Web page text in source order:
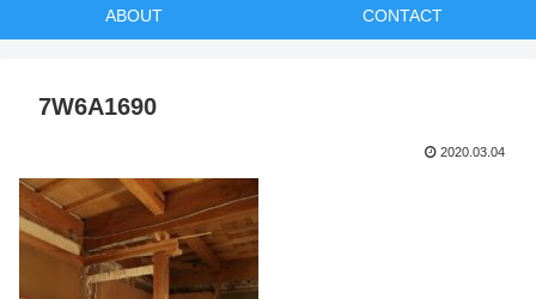
ABOUT CONTACT
7W6A1690
2020.03.04